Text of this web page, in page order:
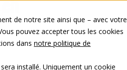
de notre site ainsi que – avec votre
pouvez accepter tous les cookies
dans notre politique de
installé. Uniquement un cookie